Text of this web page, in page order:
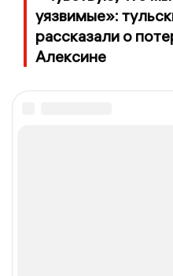
уязвимые»:
рассказали о
Алексине